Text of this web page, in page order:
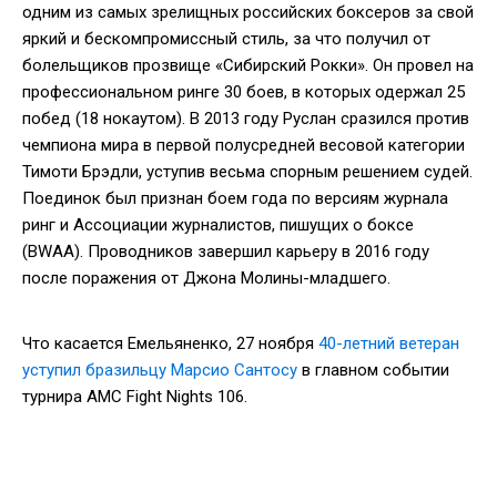
одним из самых зрелищных российских боксеров за свой
яркий и бескомпромиссный стиль, за что получил от
болельщиков прозвище «Сибирский Рокки». Он провел на
профессиональном ринге 30 боев, в которых одержал 25
побед (18 нокаутом). В 2013 году Руслан сразился против
чемпиона мира в первой полусредней весовой категории
Тимоти Брэдли, уступив весьма спорным решением судей.
Поединок был признан боем года по версиям журнала
ринг и Ассоциации журналистов, пишущих о боксе
(BWAA). Проводников завершил карьеру в 2016 году
после поражения от Джона Молины-младшего.
Что касается Емельяненко, 27 ноября 40-летний ветеран
уступил бразильцу Марсио Сантосу в главном событии
турнира AMC Fight Nights 106.